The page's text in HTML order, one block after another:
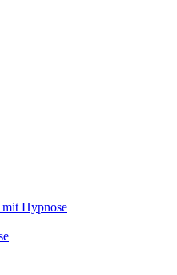
Hypnose